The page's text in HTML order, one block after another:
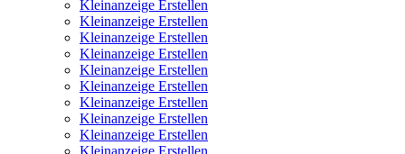
Kleinanzeige Erstellen
Kleinanzeige Erstellen
Kleinanzeige Erstellen
Kleinanzeige Erstellen
Kleinanzeige Erstellen
Kleinanzeige Erstellen
Kleinanzeige Erstellen
Kleinanzeige Erstellen
Kleinanzeige Erstellen
Kleinanzeige Erstellen